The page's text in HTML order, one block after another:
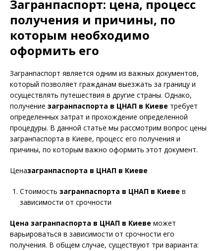
Загранпаспорт: цена, процесс
получения и причины, по
которым необходимо
оформить его
Загранпаспорт является одним из важных документов,
который позволяет гражданам выезжать за границу и
осуществлять путешествия в другие страны. Однако,
получение загранпаспорта в ЦНАП в Киеве требует
определенных затрат и прохождение определенной
процедуры. В данной статье мы рассмотрим вопрос цены
загранпаспорта в Киеве, процесс его получения и
причины, по которым важно оформить этот документ.
Ценазагранпаспорта в ЦНАП в Киеве
Стоимость загранпаспорта в ЦНАП в Киеве в
зависимости от срочности
Цена загранпаспорта в ЦНАП в Киеве может
варьироваться в зависимости от срочности его
получения. В общем случае, существуют три варианта: